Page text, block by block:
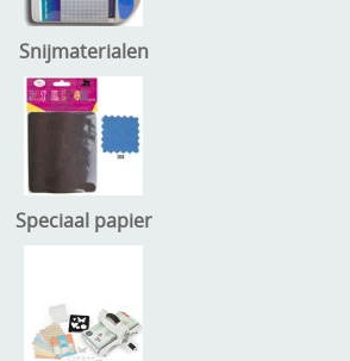
Snijmaterialen
Speciaal papier